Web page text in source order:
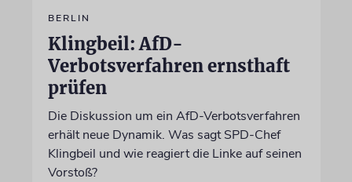
BERLIN
Klingbeil: AfD-
Verbotsverfahren ernsthaft
prüfen
Die Diskussion um ein AfD-Verbotsverfahren
erhält neue Dynamik. Was sagt SPD-Chef
Klingbeil und wie reagiert die Linke auf seinen
Vorstoß?